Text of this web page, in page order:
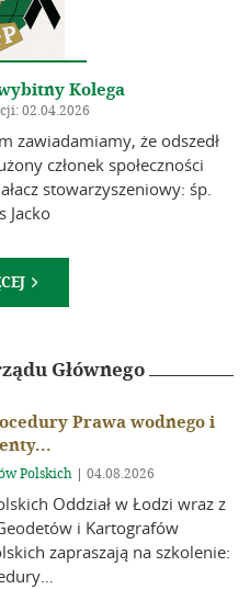
Kolega
02.04.2026
zawiadamiamy, że odszedł
członek społeczności
stowarzyszeniowy: śp.
Jacko

Głównego
Prawa wodnego i
Polskich | 04.08.2026
Oddział w Łodzi wraz z
i Kartografów
zapraszają na szkolenie: